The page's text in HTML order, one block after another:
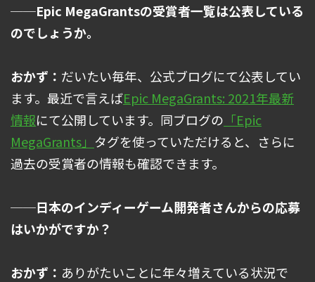
──Epic MegaGrantsの受賞者一覧は公表している
のでしょうか。
おかず： だいたい毎年、公式ブログにて公表してい
ます。最近で言えばEpic MegaGrants: 2021年最新
情報にて公開しています。同ブログの 「Epic
MegaGrants」 タグを使っていただけると、さらに
過去の受賞者の情報も確認できます。
──日本のインディーゲーム開発者さんからの応募
はいかがですか？
おかず： ありがたいことに年々増えている状況で